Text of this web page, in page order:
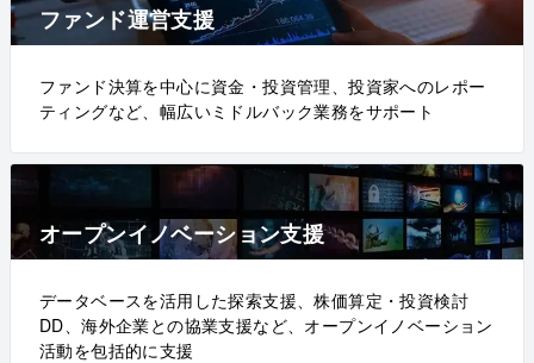
ファンド運営支援
ファンド決算を中心に資金・投資管理、投資家へのレポー
ティングなど、幅広いミドルバック業務をサポート
オープンイノベーション支援
データベースを活用した探索支援、株価算定・投資検討
DD、海外企業との協業支援など、オープンイノベーション
活動を包括的に支援